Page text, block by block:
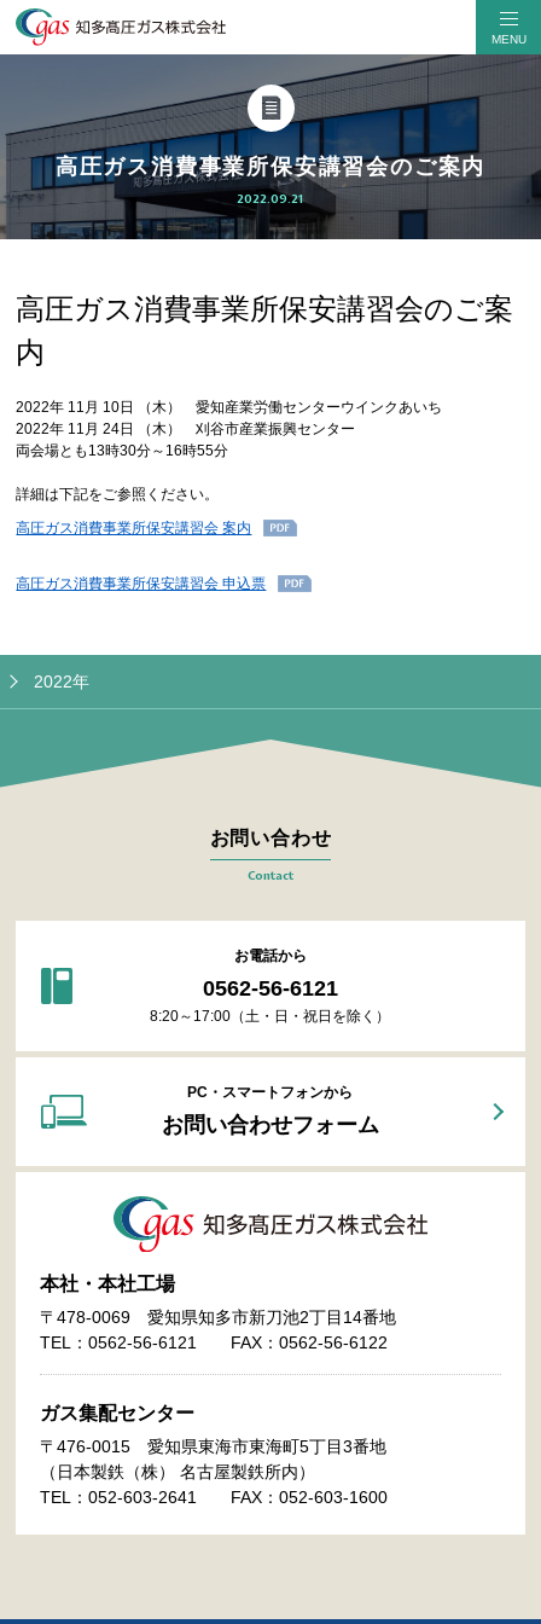
高圧ガス消費事業所保安講習会のご案内
2022.09.21
高圧ガス消費事業所保安講習会のご案
内
2022年 11月 10日 （木） 愛知産業労働センターウインクあいち
2022年 11月 24日 （木） 刈谷市産業振興センター
両会場とも13時30分～16時55分
詳細は下記をご参照ください。
高圧ガス消費事業所保安講習会 案内
高圧ガス消費事業所保安講習会 申込票
2022年
お問い合わせ
Contact
お電話から
0562-56-6121
8:20～17:00（土・日・祝日を除く）
PC・スマートフォンから
お問い合わせフォーム
本社・本社工場
〒478-0069 愛知県知多市新刀池2丁目14番地
TEL：0562-56-6121 FAX：0562-56-6122
ガス集配センター
〒476-0015 愛知県東海市東海町5丁目3番地
（日本製鉄（株） 名古屋製鉄所内）
TEL：052-603-2641 FAX：052-603-1600